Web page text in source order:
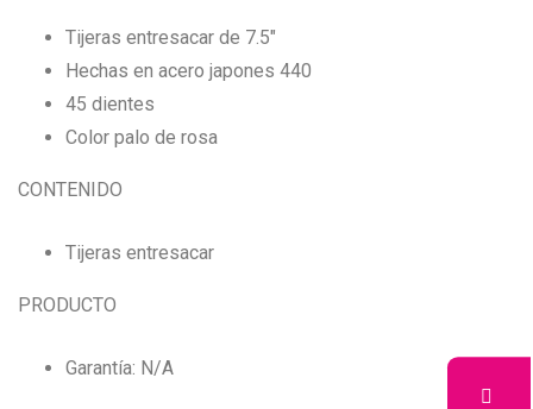
Tijeras entresacar de 7.5″
Hechas en acero japones 440
45 dientes
Color palo de rosa
CONTENIDO
Tijeras entresacar
PRODUCTO
Garantía: N/A